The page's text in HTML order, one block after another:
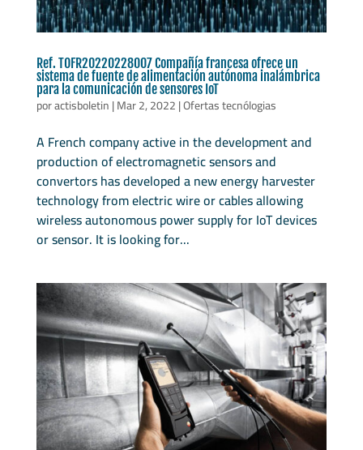
Ref. TOFR20220228007 Compañía francesa ofrece un
sistema de fuente de alimentación autónoma inalámbrica
para la comunicación de sensores IoT
poractisboletin|Mar 2, 2022|Ofertas tecnólogias
A French company active in the development and
production of electromagnetic sensors and
convertors has developed a new energy harvester
technology from electric wire or cables allowing
wireless autonomous power supply for IoT devices
or sensor. It is looking for...